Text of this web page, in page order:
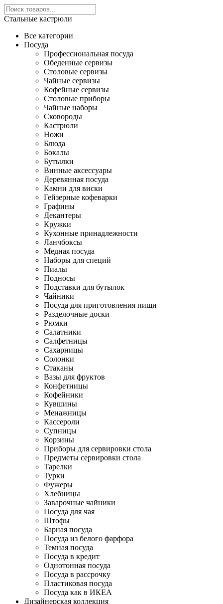
Стальные кастрюли
Все категории
Посуда
Профессиональная посуда
Обеденные сервизы
Столовые сервизы
Чайные сервизы
Кофейные сервизы
Столовые приборы
Чайные наборы
Сковороды
Кастрюли
Ножи
Блюда
Бокалы
Бутылки
Винные аксессуары
Деревянная посуда
Камни для виски
Гейзерные кофеварки
Графины
Декантеры
Кружки
Кухонные принадлежности
Ланчбоксы
Медная посуда
Наборы для специй
Пиалы
Подносы
Подставки для бутылок
Чайники
Посуда для приготовления пищи
Разделочные доски
Рюмки
Салатники
Салфетницы
Сахарницы
Солонки
Стаканы
Вазы для фруктов
Конфетницы
Кофейники
Кувшины
Менажницы
Кассероли
Супницы
Корзины
Приборы для сервировки стола
Предметы сервировки стола
Тарелки
Турки
Фужеры
Хлебницы
Заварочные чайники
Посуда для чая
Штофы
Барная посуда
Посуда из белого фарфора
Темная посуда
Посуда в кредит
Однотонная посуда
Посуда в рассрочку
Пластиковая посуда
Посуда как в ИКЕА
Дизайнерская коллекция